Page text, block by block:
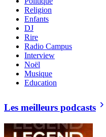
Religion
Enfants
DJ
Rire
Radio Campus
Interview
Noël
Musique
Education
Les meilleurs podcasts